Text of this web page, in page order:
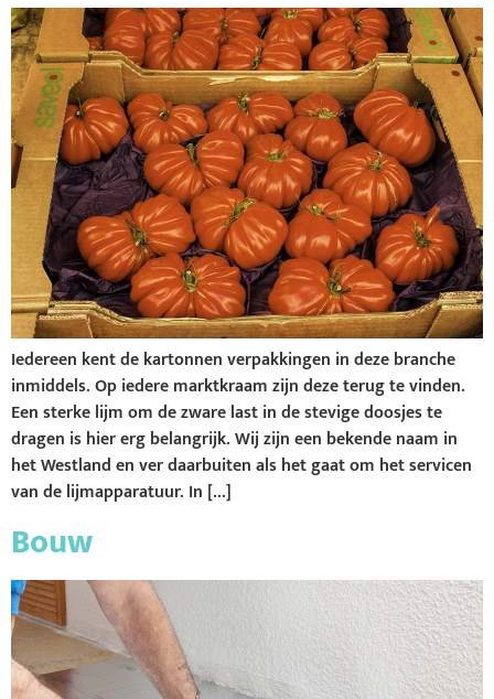
Iedereen kent de kartonnen verpakkingen in deze branche
inmiddels. Op iedere marktkraam zijn deze terug te vinden.
Een sterke lijm om de zware last in de stevige doosjes te
dragen is hier erg belangrijk. Wij zijn een bekende naam in
het Westland en ver daarbuiten als het gaat om het servicen
van de lijmapparatuur. In […]
Bouw